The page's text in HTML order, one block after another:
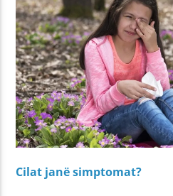
Cilat janë simptomat?